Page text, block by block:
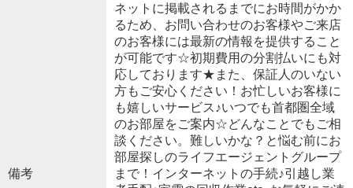
備考
ネットに掲載されるまでにお時間がかか
るため、お問い合わせのお客様やご来店
のお客様には最新の情報を提供すること
が可能です☆初期費用の分割払いにも対
応しております★また、保証人のいない
方もご安心ください！お忙しいお客様に
も嬉しいサービス♪いつでも首都圏全域
のお部屋をご案内☆どんなことでもご相
談ください。難しいかな？と悩む前にお
部屋探しのライフエージェントグループ
まで！インターネットの手続♪引越し業